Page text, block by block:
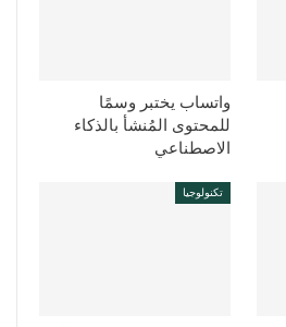
واتساب يختبر وسمًا
للمحتوى المُنشأ بالذكاء
الاصطناعي
تكنولوجيا